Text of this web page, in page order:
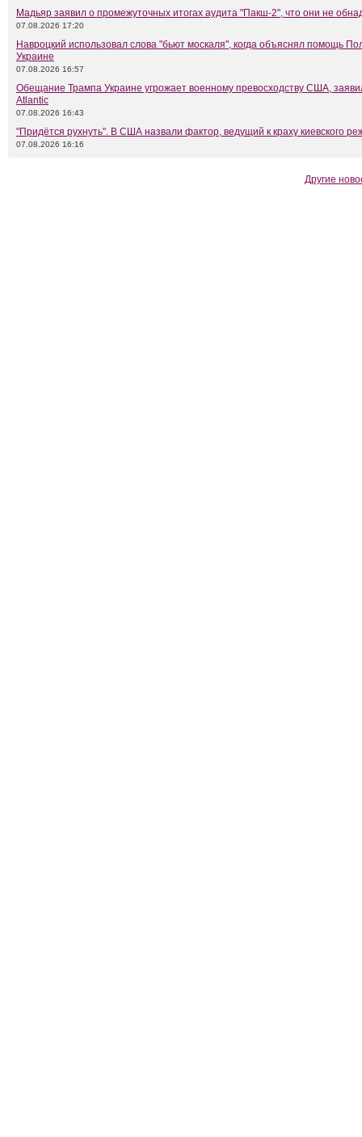
Мадьяр заявил о промежуточных итогах аудита "Пакш-2", что они не
07.08.2026 17:20
Навроцкий использовал слова "бьют москаля", когда объяснял помощь
Украине
07.08.2026 16:57
Обещание Трампа Украине угрожает военному превосходству США,
Atlantic
07.08.2026 16:43
"Придётся рухнуть". В США назвали фактор, ведущий к краху киевского
07.08.2026 16:16
Другие